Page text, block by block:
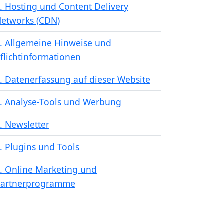
Hosting und Content Delivery
(CDN)
Allgemeine Hinweise und
Datenerfassung auf dieser Website
Analyse-Tools und Werbung
Newsletter
Plugins und Tools
Online Marketing und